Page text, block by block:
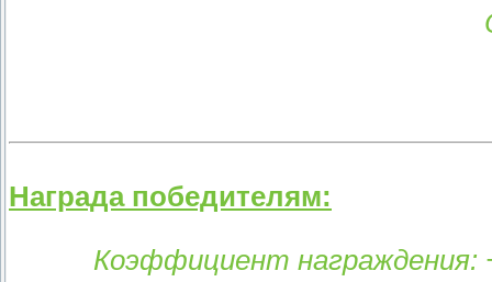
Награда победителям:
Коэффициент награждения: